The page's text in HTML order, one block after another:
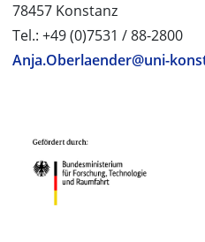
78457 Konstanz
Tel.: +49 (0)7531 / 88-2800
Anja.Oberlaender@uni-